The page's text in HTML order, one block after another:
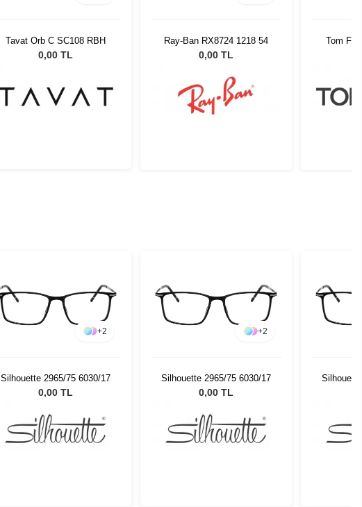
Tavat Orb C SC108 RBH
0,00 TL
Ray-Ban RX8724 1218 54
0,00 TL
Tom
+2
Silhouette 2965/75 6030/17
0,00 TL
+2
Silhouette 2965/75 6030/17
0,00 TL